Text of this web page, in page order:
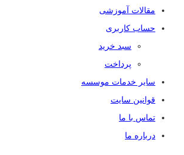
مقالات آموزشی
حساب کاربری
سبد خرید
پرداخت
سایر خدمات موسسه
قوانین سایت
تماس با ما
درباره ما